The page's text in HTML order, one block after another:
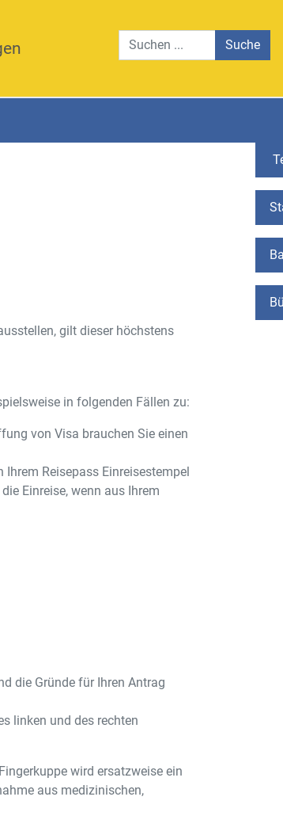
Suche
gilt dieser höchstens
in folgenden Fällen zu:
von Visa brauchen Sie einen
Reisepass Einreisestempel
Einreise, wenn aus Ihrem
die Gründe für Ihren Antrag
linken und des rechten
wird ersatzweise ein
aus medizinischen,